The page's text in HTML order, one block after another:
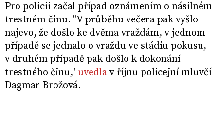
Pro policii začal případ oznámením o násilném
trestném činu. "V průběhu večera pak vyšlo
najevo, že došlo ke dvěma vraždám, v jednom
případě se jednalo o vraždu ve stádiu pokusu,
v druhém případě pak došlo k dokonání
trestného činu," uvedla v říjnu policejní mluvčí
Dagmar Brožová.